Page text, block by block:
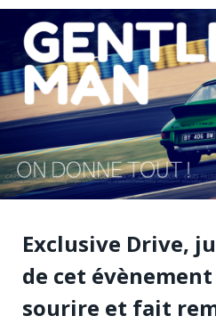
Exclusive Drive,
de cet
sourire et fait